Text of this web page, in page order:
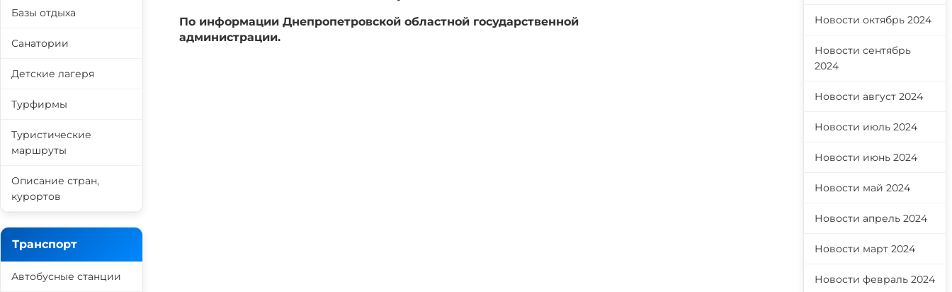
По информации Днепропетровской областной государственной
администрации.
Базы отдыха
Санатории
Детские лагеря
Турфирмы
Туристические
маршруты
Описание стран,
курортов
Транспорт
Автобусные станции
Новости октябрь 2024
Новости сентябрь
2024
Новости август 2024
Новости июль 2024
Новости июнь 2024
Новости май 2024
Новости апрель 2024
Новости март 2024
Новости февраль 2024